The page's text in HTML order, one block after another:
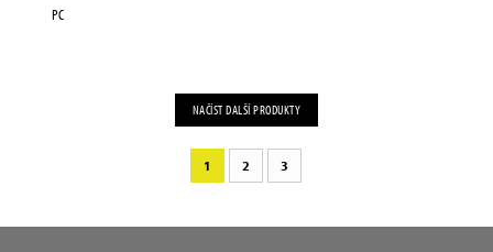
PC
NAČÍST DALŠÍ PRODUKTY
1 2 3